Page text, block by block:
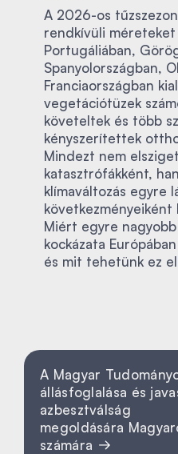
A 2026-os
rendkívüli
Portugáliában,
Spanyolországban,
Franciaországban
vegetációtüzek
követeltek és több
kényszerítettek
Mindezt nem
katasztrófákként,
klímaváltozás egyre
következményeiként
Miért egyre
kockázata
és mit tehetünk ez
A Magyar
állásfoglalása és
azbesztválság
megoldására
számára